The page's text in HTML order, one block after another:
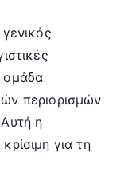
ομάδα
περιορισμών
η
για τη